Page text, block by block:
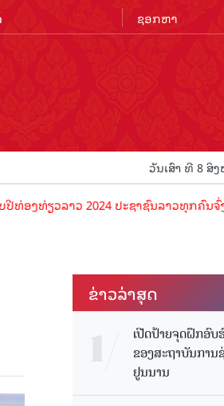
ວັນເສົາ ທີ 8 ສິ
ວ 2024 ປະຊາຊົນລາວທຸກຄົນຈົ່ງພ້ອມເປັນ
ຂ່າວ​ລ່າ​ສຸດ
ເປີດປ້າຍຈຸດຝຶກອົບ
ຂອງສະຖາບັນການ
ຢູນນານ